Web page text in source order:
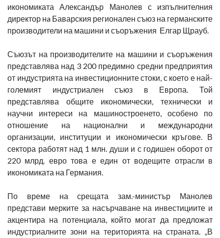
икономиката Александър Манолев с изпълнителния
директор нa Баварския регионален съюз на германските
производители на машини и съоръжения Елгар Щрауб.
Съюзът на производителите на машини и съоръжения
представлява над 3 200 предимно средни предприятия
от индустрията на инвестиционните стоки, с което е най-
големият индустриален съюз в Европа. Той
представлява общите икономически, технически и
научни интереси на машиностроенето, особено по
отношение на национални и международни
организации, институции и икономически кръгове. В
сектора работят над 1 млн. души и с годишен оборот от
220 млрд. евро това е един от водещите отрасли в
икономиката на Германия.
По време на срещата зам.-министър Манолев
представи мерките за насърчаване на инвестициите и
акцентира на потенциала, който могат да предложат
индустриалните зони на територията на страната. „В